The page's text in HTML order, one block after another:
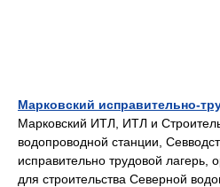
Марковский исправительно-
Марковский ИТЛ, ИТЛ и
водопроводной станции,
исправительно трудовой лагерь,
для строительства Северной